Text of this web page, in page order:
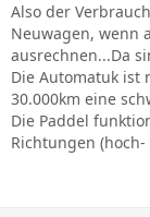
Also der
Neuwagen, wenn
ausrechnen...Da
Die Automatuk ist
30.000km eine
Die Paddel
Richtungen